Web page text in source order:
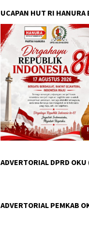
UCAPAN HUT RI HANURA
ADVERTORIAL DPRD
ADVERTORIAL PEMKAB